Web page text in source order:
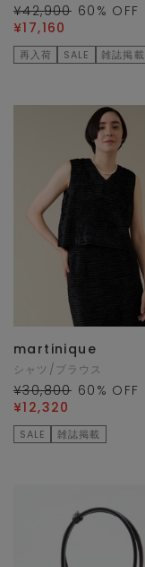
¥42,900 60 % OFF
¥17,160
再入荷 SALE 雑誌掲載
martinique
シャツ/ブラウス
¥30,800 60 % OFF
¥12,320
SALE 雑誌掲載